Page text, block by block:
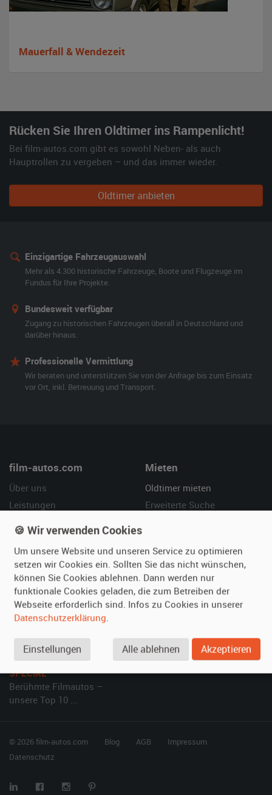
Mauerfall & Wendezeit
Rücken Sie Ihren Oldtimer ins Rampenlicht!
Bei film-autos.com gibt es sowohl Neben- als auch
Hauptrollen zu vergeben – und das immer wieder.
Oldtimer anbieten
Einzigartige Fahrzeugauswahl
Mehr als 4.300 historische Fahrzeuge, Boote und Flugzeuge im
Fundus für Ihre Projekte.
Bundesweit verfügbar
Zugang zu historischen Fahrzeugen überall in Deutschland und
darüber hinaus.
Professionelle Vermittlung
Wir beraten und unterstützen Sie von der Anfrage bis zum Einsatz
vor Ort, inkl. Betreuung und Transport.
film-autos.com
Über uns
Leistungen
Mieten
Oldtimer mieten
Erweiterte Suche
Vermieten
Oldtimer anmelden
Fotos senden
Fragen für Vermieter
Inserat verwalten
Hilfe
Häufige Fragen (FAQ)
So funktioniert's
SPECIAL
Berühmte Filmautos –
unsere Top 10 ...
© 2026 film-autos.com Blog AGB
Impressum
Datenschutz
🍪 Wir verwenden Cookies
Um unsere Website und unseren Service zu optimieren
setzen wir Cookies ein. Sollten Sie das nicht wünschen,
können Sie Cookies ablehnen. Dann werden nur
funktionale Cookies geladen, die zum Betreiben der
Webseite erforderlich sind. Infos zu Cookies in unserer
Datenschutzerklärung.
Einstellungen Alle ablehnen Akzeptieren